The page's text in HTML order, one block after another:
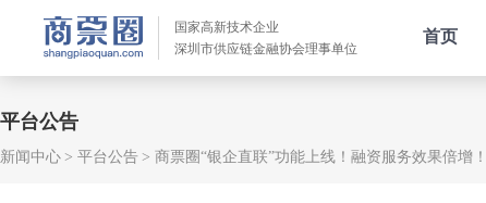
国家高新技术企业
深圳市供应链金融协会理事单位
首页
平台公告
新闻中心 平台公告 商票圈“银企直联”功能上线！融资服务效果倍增！